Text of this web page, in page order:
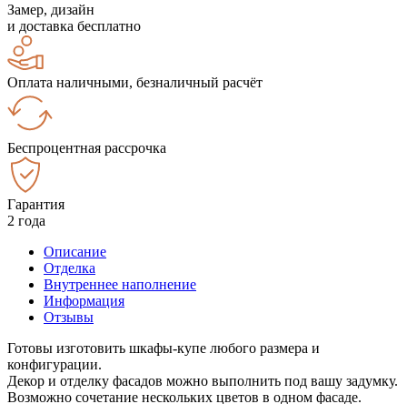
Замер, дизайн
и доставка бесплатно
Оплата наличными, безналичный расчёт
Беспроцентная рассрочка
Гарантия
2 года
Описание
Отделка
Внутреннее наполнение
Информация
Отзывы
Готовы изготовить шкафы-купе любого размера и
конфигурации.
Декор и отделку фасадов можно выполнить под вашу задумку.
Возможно сочетание нескольких цветов в одном фасаде.